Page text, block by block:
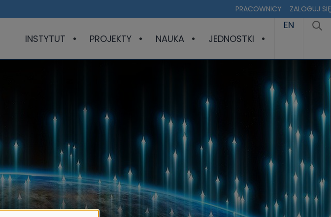
PRACOWNICY ZALOGUJ SIĘ
INSTYTUT PROJEKTY NAUKA JEDNOSTKI
EN